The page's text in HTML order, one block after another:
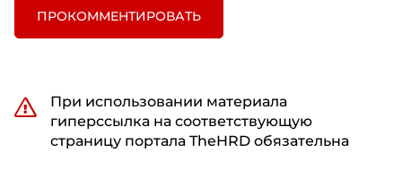
ПРОКОММЕНТИРОВАТЬ
При использовании материала
гиперссылка на соответствующую
страницу портала TheHRD обязательна